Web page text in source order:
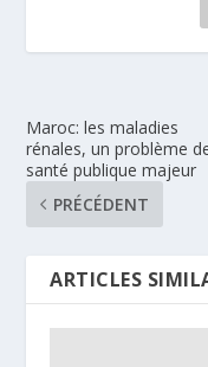
Maroc: les maladies
rénales, un problème
santé publique majeur
PRÉCÉDENT
ARTICLES